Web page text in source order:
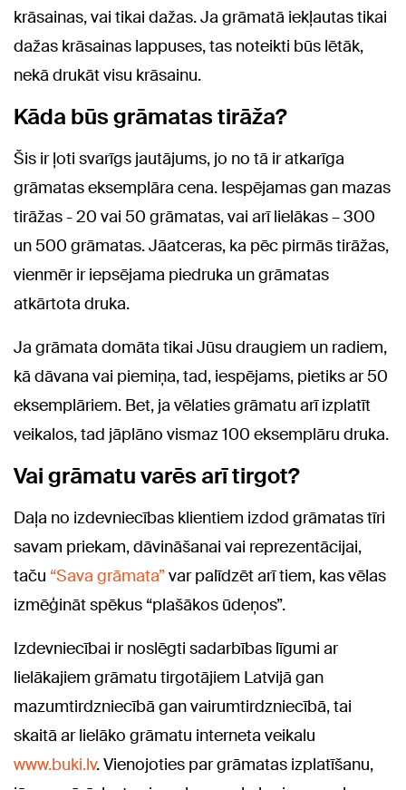
krāsainas, vai tikai dažas. Ja grāmatā iekļautas tikai
dažas krāsainas lappuses, tas noteikti būs lētāk,
nekā drukāt visu krāsainu.
Kāda būs grāmatas tirāža?
Šis ir ļoti svarīgs jautājums, jo no tā ir atkarīga
grāmatas eksemplāra cena. Iespējamas gan mazas
tirāžas - 20 vai 50 grāmatas, vai arī lielākas – 300
un 500 grāmatas. Jāatceras, ka pēc pirmās tirāžas,
vienmēr ir iepsējama piedruka un grāmatas
atkārtota druka.
Ja grāmata domāta tikai Jūsu draugiem un radiem,
kā dāvana vai piemiņa, tad, iespējams, pietiks ar 50
eksemplāriem. Bet, ja vēlaties grāmatu arī izplatīt
veikalos, tad jāplāno vismaz 100 eksemplāru druka.
Vai grāmatu varēs arī tirgot?
Daļa no izdevniecības klientiem izdod grāmatas tīri
savam priekam, dāvināšanai vai reprezentācijai,
taču “Sava grāmata”var palīdzēt arī tiem, kas vēlas
izmēģināt spēkus “plašākos ūdeņos”.
Izdevniecībai ir noslēgti sadarbības līgumi ar
lielākajiem grāmatu tirgotājiem Latvijā gan
mazumtirdzniecībā gan vairumtirdzniecībā, tai
skaitā ar lielāko grāmatu interneta veikalu
www.buki.lv. Vienojoties par grāmatas izplatīšanu,